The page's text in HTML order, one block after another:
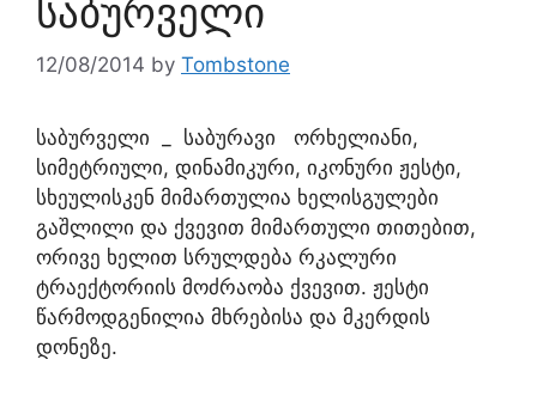
საბურველი
12/08/2014 by Tombstone
საბურველი _ საბურავი ორხელიანი,
სიმეტრიული, დინამიკური, იკონური ჟესტი,
სხეულისკენ მიმართულია ხელისგულები
გაშლილი და ქვევით მიმართული თითებით,
ორივე ხელით სრულდება რკალური
ტრაექტორიის მოძრაობა ქვევით. ჟესტი
წარმოდგენილია მხრებისა და მკერდის
დონეზე.